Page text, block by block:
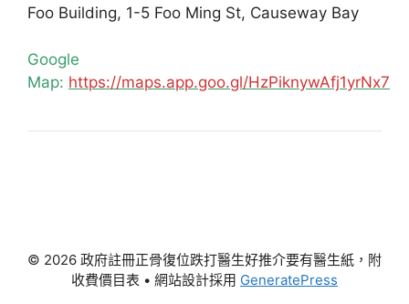
Foo Building, 1-5 Foo Ming St, Causeway Bay
Google
Map: https://maps.app.goo.gl/HzPiknywAfj1yrNx7
© 2026 政府註冊正骨復位跌打醫生好推介要有醫生紙，附
收費價目表 • 網站設計採用 GeneratePress